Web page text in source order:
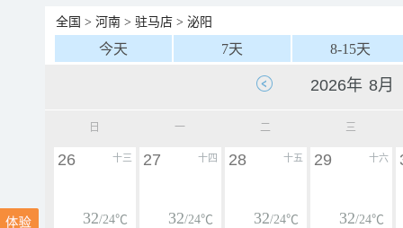
全国 > 河南 > 驻马店 > 泌阳
今天 7天 8-15天
日 一 二 三
十三
26
32/24℃
十四
27
32/24℃
十五
28
32/24℃
十六
29
32/24℃